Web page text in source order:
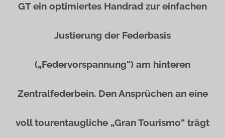
GT ein optimiertes Handrad zur einfachen
Justierung der Federbasis
(„Federvorspannung“) am hinteren
Zentralfederbein. Den Ansprüchen an eine
voll tourentaugliche „Gran Tourismo“ trägt